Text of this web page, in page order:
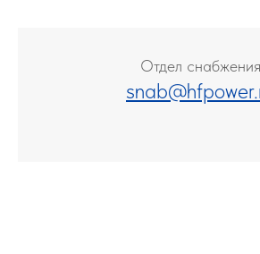
Отдел снабжения